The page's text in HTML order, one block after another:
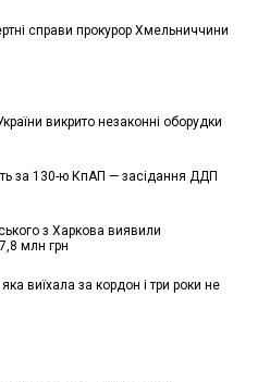
справи прокурор Хмельниччини
викрито незаконні оборудки
за 130-ю КпАП — засідання ДДП
з Харкова виявили
млн грн
виїхала за кордон і три роки не